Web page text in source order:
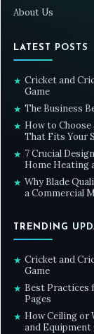
About Us
LATEST POSTS
★ Cricket and
Game
★ The Business
★ How to
That Fits Your
★ 7 Crucial
Home Heating
★ Why Blade
a Commercial
TRENDING
★ Cricket and
Game
★ Best Practices
Pages
★ How Ceiling or
and